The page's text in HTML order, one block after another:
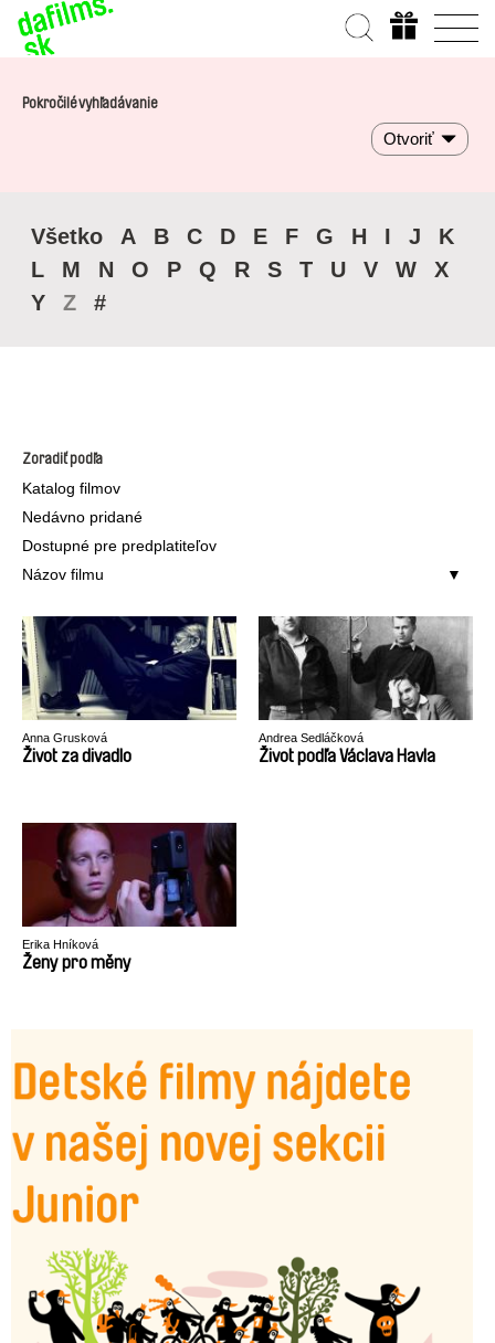
Pokročilé vyhľadávanie
Otvoriť
Všetko A B C D E F G H I J
K
L
M N O P Q R S T U V W
X
Y
Z #
Zoradiť podľa
Katalog filmov
Nedávno pridané
Dostupné pre predplatiteľov
Názov filmu
Anna Grusková
Život za divadlo
Andrea Sedláčková
Život podľa Václava Havla
Erika Hníková
Ženy pro měny